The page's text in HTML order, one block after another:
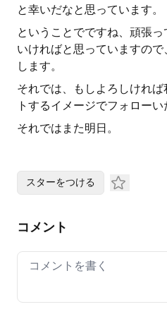
と幸いだなと思っています。
ということでですね、頑張
いければと思っていますの
します。
それでは、もしよろしけれ
トするイメージでフォローい
それではまた明日。
スターをつける
コメント
Your comment